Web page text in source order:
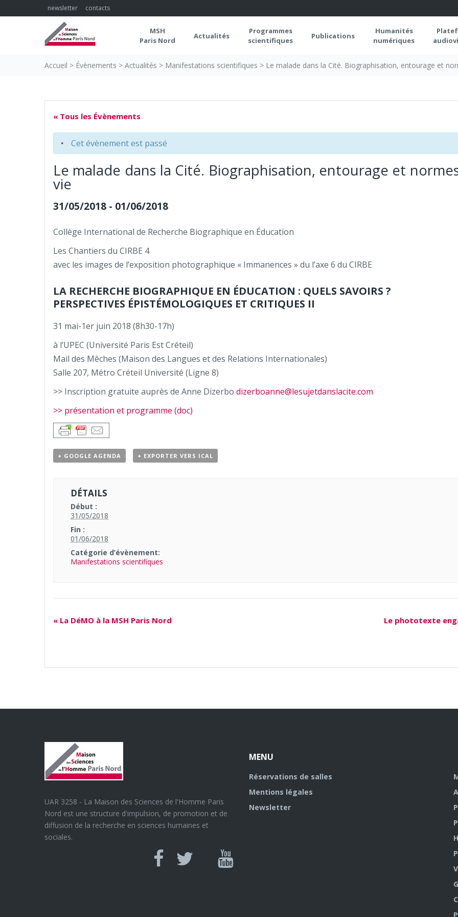
to
newsletter contacts
MSH
Paris Nord
Actualités
Programmes
scientifiques
Publications
Humanités
numériques
Accueil > Évènements > Actualités > Manifestations scientifiques > Le malade dans la Cité. Biographisation, entourage et
« Tous les Évènements
Cet évènement est passé
Le malade dans la Cité. Biographisation, entourage et
vie
31/05/2018 - 01/06/2018
Collège International de Recherche Biographique en Éducation
Les Chantiers du CIRBE 4
avec les images de l’exposition photographique « Immanences » du l’axe 6 du CIRBE
LA RECHERCHE BIOGRAPHIQUE EN ÉDUCATION : QUELS SAVOIRS ?
PERSPECTIVES ÉPISTÉMOLOGIQUES ET CRITIQUES II
31 mai-1er juin 2018 (8h30-17h)
à l’UPEC (Université Paris Est Créteil)
Mail des Mêches (Maison des Langues et des Relations Internationales)
Salle 207, Métro Créteil Université (Ligne 8)
>> Inscription gratuite auprès de Anne Dizerbo dizerboanne@lesujetdanslacite.com
>> présentation et programme (doc)
+ GOOGLE AGENDA + EXPORTER VERS ICAL
DÉTAILS
Début :
31/05/2018
Fin :
01/06/2018
Catégorie d’évènement:
Manifestations scientifiques
« La DéMO à la MSH Paris Nord Le phototexte
UAR 3258 - La Maison des Sciences de l'Homme Paris
Nord est une structure d'impulsion, de promotion et de
diffusion de la recherche en sciences humaines et
sociales.
Canal
MENU
Réservations de salles
Mentions légales
Newsletter